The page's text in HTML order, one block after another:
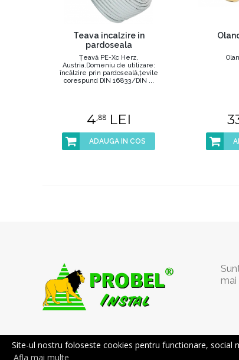
Site-ul nostru foloseste cookies pentru functionare, social
Afla mai multe
Teava incalzire in
pardoseala
Țeavă PE-Xc Herz,
Austria.Domeniu de utilizare:
încălzire prin pardoseală,țevile
corespund DIN 16833/DIN ...
4,88LEI
ADAUGA IN COS
mai